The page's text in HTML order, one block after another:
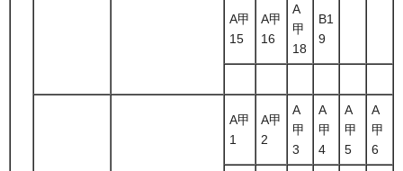
A甲
15
A甲
16
A
甲
18
B1
9
A甲
1
A甲
2
A
甲
3
A
甲
4
A
甲
5
A
甲
6